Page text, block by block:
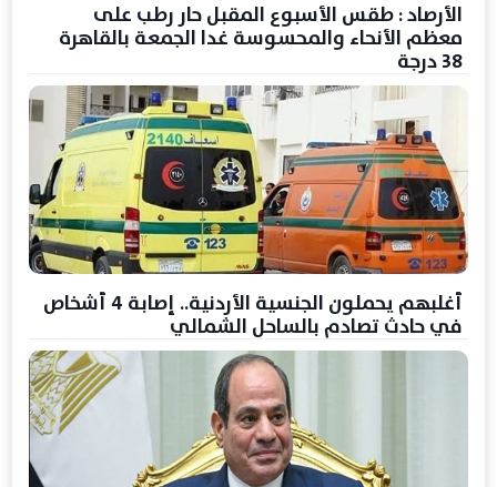
الأرصاد : طقس الأسبوع المقبل حار رطب على
معظم الأنحاء والمحسوسة غدا الجمعة بالقاهرة
38 درجة
أغلبهم يحملون الجنسية الأردنية.. إصابة 4 أشخاص
في حادث تصادم بالساحل الشمالي